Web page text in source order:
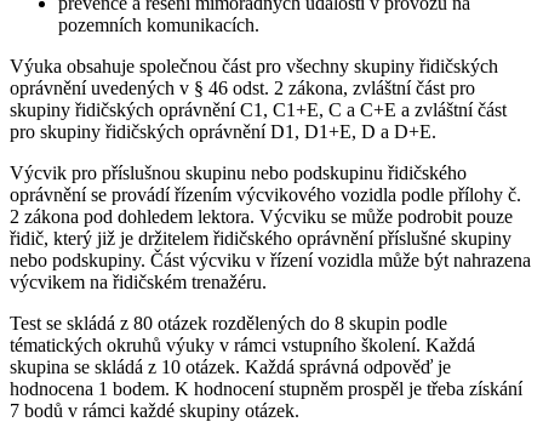
pozemních komunikacích.
Výuka obsahuje společnou část pro všechny skupiny řidičských
oprávnění uvedených v § 46 odst. 2 zákona, zvláštní část pro
skupiny řidičských oprávnění C1, C1+E, C a C+E a zvláštní část
pro skupiny řidičských oprávnění D1, D1+E, D a D+E.
Výcvik pro příslušnou skupinu nebo podskupinu řidičského
oprávnění se provádí řízením výcvikového vozidla podle přílohy č.
2 zákona pod dohledem lektora. Výcviku se může podrobit pouze
řidič, který již je držitelem řidičského oprávnění příslušné skupiny
nebo podskupiny. Část výcviku v řízení vozidla může být nahrazena
výcvikem na řidičském trenažéru.
Test se skládá z 80 otázek rozdělených do 8 skupin podle
tématických okruhů výuky v rámci vstupního školení. Každá
skupina se skládá z 10 otázek. Každá správná odpověď je
hodnocena 1 bodem. K hodnocení stupněm prospěl je třeba získání
7 bodů v rámci každé skupiny otázek.